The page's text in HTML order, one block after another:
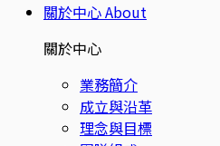
關於中心About
關於中心
業務簡介
成立與沿革
理念與目標